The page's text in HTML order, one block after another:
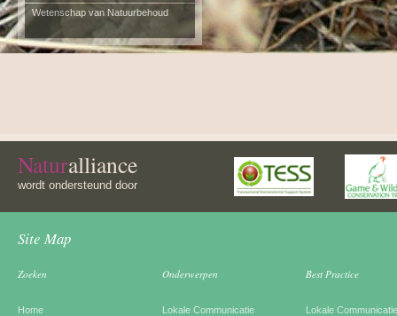
Wetenschap van Natuurbehoud
Naturalliance
wordt ondersteund door
Site Map
Zoeken
Home
Onderwerpen
Lokale Communicatie
Best Practice
Lokale